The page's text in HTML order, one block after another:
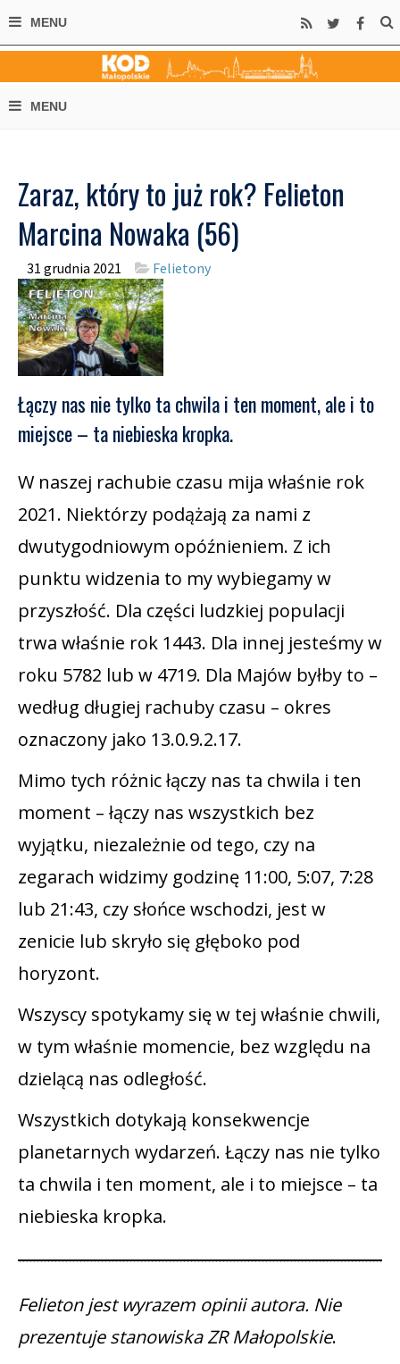
Zaraz, który to już rok? Felieton
Marcina Nowaka (56)
31 grudnia 2021 Felietony
Łączy nas nie tylko ta chwila i ten moment, ale i to
miejsce – ta niebieska kropka.
W naszej rachubie czasu mija właśnie rok
2021. Niektórzy podążają za nami z
dwutygodniowym opóźnieniem. Z ich
punktu widzenia to my wybiegamy w
przyszłość. Dla części ludzkiej populacji
trwa właśnie rok 1443. Dla innej jesteśmy w
roku 5782 lub w 4719. Dla Majów byłby to –
według długiej rachuby czasu – okres
oznaczony jako 13.0.9.2.17.
Mimo tych różnic łączy nas ta chwila i ten
moment – łączy nas wszystkich bez
wyjątku, niezależnie od tego, czy na
zegarach widzimy godzinę 11:00, 5:07, 7:28
lub 21:43, czy słońce wschodzi, jest w
zenicie lub skryło się głęboko pod
horyzont.
Wszyscy spotykamy się w tej właśnie chwili,
w tym właśnie momencie, bez względu na
dzielącą nas odległość.
Wszystkich dotykają konsekwencje
planetarnych wydarzeń. Łączy nas nie tylko
ta chwila i ten moment, ale i to miejsce – ta
niebieska kropka.
Felieton jest wyrazem opinii autora. Nie
prezentuje stanowiska ZR Małopolskie.